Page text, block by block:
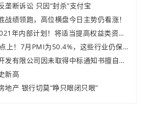
垄断诉讼 只因“封杀”支付宝
战绩领跑，高位横盘今日主势仍看涨！
独家|中国太保曝光2021年内部计划！将适当提高权益类资产比例 进一步加大国债、地方政府债长久期匹配
连续17个月位于临界点上！7月PMI为50.4%，这些行业仍保持在景气区间
沈阳锦泉蓝湾房地产开发有限公司因未取得中标通知书擅自建设遭罚14.36万元
新高
地产 银行切莫“睁只眼闭只眼”